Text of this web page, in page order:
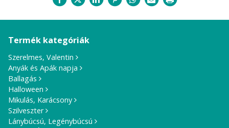
Termék kategóriák
Szerelmes, Valentin
Anyák és Apák napja
Ballagás
Halloween
Mikulás, Karácsony
Szilveszter
Lánybúcsú, Legénybúcsú